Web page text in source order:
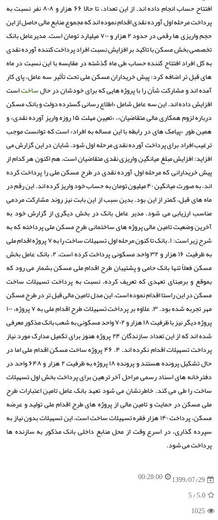
افتتاح حساب انجام داده اند. از این تعداد، تا حالا ۶۶ هزار و ۸۰۸ نفر نسبت به
پرداخت مرحله اول آورده نقدی اقدام نموده اند که مجموع منابع مالی حاصل از این
حجم واریزی ها رقمی در حدود ۲ هزار و ۷۰۰ میلیارد تومان است. مدیرعامل بانک
تخصصی بخش مسکن با تاکید بر افزایش نسبت افراد پرداخت کننده آورده نقدی
به کل افراد افتتاح کننده حساب طی ماه گذشته در مقایسه با این نسبت در ماه
های قبل تر اضافه کرد: پیش خریداران مسکن ملی تحت تأثیر سه عامل، پای کار
آمده اند و مشارکت شأن را با پروژه هایی که برای خودشان در حالساختاست
افزایش داده اند. این سه عامل شامل «اطلاع رسانی گسترده دولت و بانک مسکن
درباره لزوم همکاری مالی متقاضیان»، «تعیین مهلت ۱۵ روزه واریز آورده نقدی» و
همین طور «پیامک های در رابطه با این مساله به افراد» است که توانست موجب
ترغیب افراد برای پرداخت آورده نقدی مرحله اول شود. شایان در این گزارش می
افزاید: افزایش مبلغ میانگین واریزی نقدی متقاضیان است. هم اکنون هر کدام از
پیش خریدارانی که مرحله اول آورده نقدی در طرح مسکن ملی را پرداخت کرده
اند، به صورت میانگین ۴۰ میلیون تومان به حساب خود واریز کرده اند. این رقم در
ماه های قبل، کمتر از این بود. بدین سبب از این بابت نیز روند مشارکت مردمی
مناسب ارزیابی می شود. مدیر عامل بانک در بخش دیگری از گزارش خود به
آخرین وضعیت تامین مالی پروژه های ساختمانی طرح مسکن ملی پرداخته که به
شرح زیر است: ۱. بانک تا کنون مرحله اول تسهیلات ساخت را به ۷ پروژه اقدام ملی
به ظرفیت ۱۶ هزار و ۳۲ واحد مسکونی پرداخت کرده است. ۲. بانک عامل بخش
مسکن فعلاً تنها بانک حامی و پشتیبان طرح اقدام ملی مسکن بشمار می رود که
بموقع و برمبنای تعهدی که تعریف کرده، نسبت به پرداخت تسهیلات ساخت
مسکن در این راستا اقدام نموده است. این مدل تامین مالی قبل تر در طرح مسکن
مهر تجربه شده بود. ۳. علاوه بر پرداخت تسهیلات طرح اقدام ملی به ۷ پروژه، ۱۰۰
پروژه دیگر نیز با ظرفیت ۱۸ هزار و ۷۰۲ واحد مسکونی به شعب بانک مذکور معرفی
شده اند که از این تعداد سازندگان ۲۴ پروژه هنوز برای تکمیل مدارک مورد نیاز
پرداخت تسهیلات اقدام نکرده اند. ۴. ۴۶ پروژه ساخت مسکن اقدام ملی اما در
حال تشکیل پرونده هستند و پرونده ۱۸ پروژه به ظرفیت ۲ هزار و ۶۴۸ واحد در
دفترخانه های اسناد رسمی مراحل آخر ترهین برای پرداخت بخش اول تسهیلات
ساخت را طی می کند. خاطرنشان می شود تعهد بانک عامل تامین اعتبارات طرح
ملی مسکن در حمایت و تامین مالی از پروژه های طرح اقدام ملی تولید و عرضه
مسکن، پرداخت ۱۴۰ هزار فقره تسهیلات ساخت است. این تسهیلات بدون نیاز به
سپرده گذاری، در اسرع وقت از محل منابع داخلی بانک مذکور به سازنده ها
پرداخت می شود.
1399/07/29
00:28:00
5.0
/ 5
1025